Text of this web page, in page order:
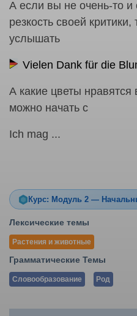
А если вы не очень-то и
резкость своей
услышать
Vielen Dank für die
А какие цветы
можно начать с
Ich mag ...
Курс: Модуль 2 —
Лексические темы
Растения и животные
Грамматические Темы
Словообразование Род